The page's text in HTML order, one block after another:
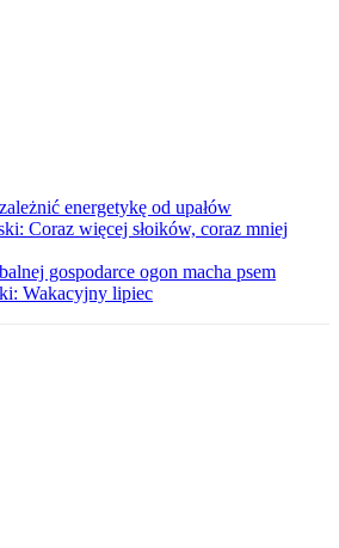
energetykę od upałów
Coraz więcej słoików, coraz mniej
gospodarce ogon macha psem
Wakacyjny lipiec